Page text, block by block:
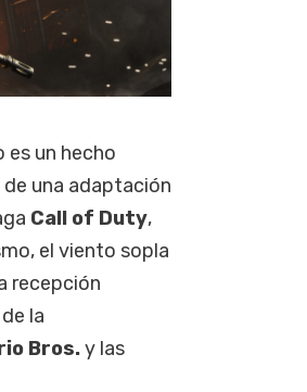
es un hecho
una adaptación
Call of Duty,
el viento sopla
recepción
la
Bros.y las